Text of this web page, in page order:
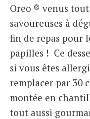
Oreo ® venus
savoureuses à
fin de repas pour
papilles ! Ce
si vous êtes
remplacer par 30
montée en
tout aussi